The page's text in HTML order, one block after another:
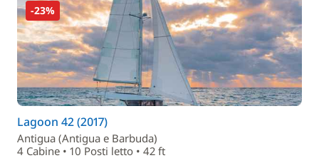
-23%
Lagoon 42 (2017)
Antigua (Antigua e Barbuda)
4 Cabine • 10 Posti letto • 42 ft